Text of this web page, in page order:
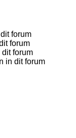
forum
forum
forum
in dit forum